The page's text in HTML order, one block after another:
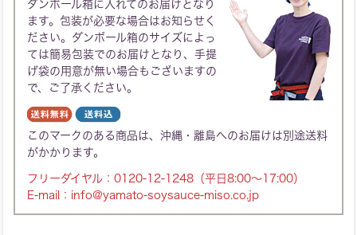
ダンボール箱に入れてのお届けとなり
ます。包装が必要な場合はお知らせく
ださい。ダンボール箱のサイズによっ
ては簡易包装でのお届けとなり、手提
げ袋の用意が無い場合もございますの
で、ご了承ください。
このマークのある商品は、沖縄・離島へのお届けは別途送料
がかかります。
フリーダイヤル： 0120-12-1248 （平日8:00～17:00）
E-mail： info@yamato-soysauce-miso.co.jp